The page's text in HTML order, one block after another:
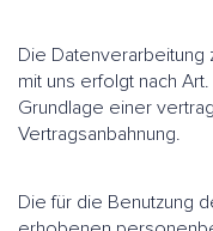
Die Datenverarbeitung
mit uns erfolgt nach
Grundlage einer
Vertragsanbahnung.
Die für die Benutzung